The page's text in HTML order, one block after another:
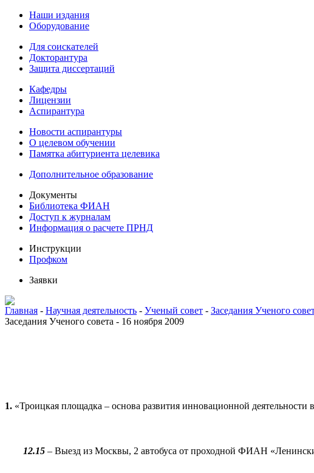
Наши издания
Оборудование
Для соискателей
Докторантура
Защита диссертаций
Кафедры
Лицензии
Аспирантура
Новости аспирантуры
О целевом обучении
Памятка абитуриента целевика
Дополнительное образование
Документы
Библиотека ФИАН
Доступ к журналам
Информация о расчете ПРНД
Инструкции
Профком
Заявки
Главная - Научная деятельность - Ученый совет - Заседания Ученого
Заседания Ученого совета - 16 ноября 2009
1. «Троицкая площадка – основа развития инновационной
12.15 – Выезд из Москвы, 2 автобуса от проходной ФИАН